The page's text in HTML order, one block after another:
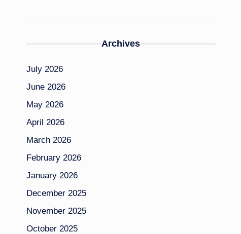
Archives
July 2026
June 2026
May 2026
April 2026
March 2026
February 2026
January 2026
December 2025
November 2025
October 2025